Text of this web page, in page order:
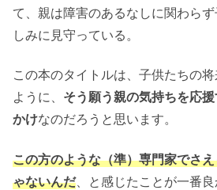
て、親は障害のあるなしに関わら
しみに見守っている。
この本のタイトルは、子供たちの
ように、 そう願う親の気持ちを応
かけなのだろうと思います。
この方のような（準）専門家でさ
ゃないんだ、と感じたことが一番良